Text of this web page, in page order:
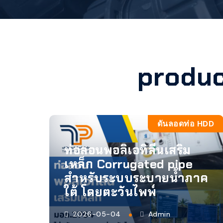
ดันลอดท่อ HDD
ท่อลอนพอลิเอทิลีนเสริม
เหล็ก Corrugated pipe
สำหรับระบบระบายน้ำภาค
ใต้ โดยตะวันไพพ์
2026-05-04 Admin